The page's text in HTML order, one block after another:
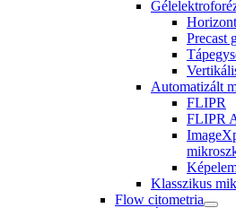
Precast
Automatizált
FLIPR
FLIPR
Klasszikus
Flow citometria